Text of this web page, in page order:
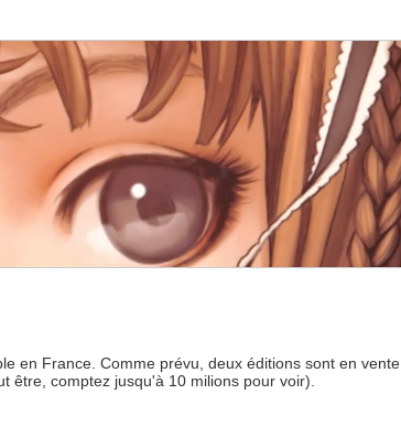
en France. Comme prévu, deux éditions sont en vente
être, comptez jusqu'à 10 milions pour voir).